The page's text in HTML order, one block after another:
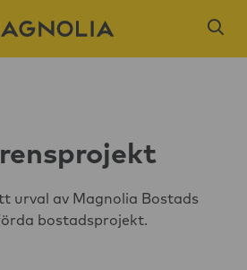
Populära
urval av Magnolia Bostads
bostadsprojekt.